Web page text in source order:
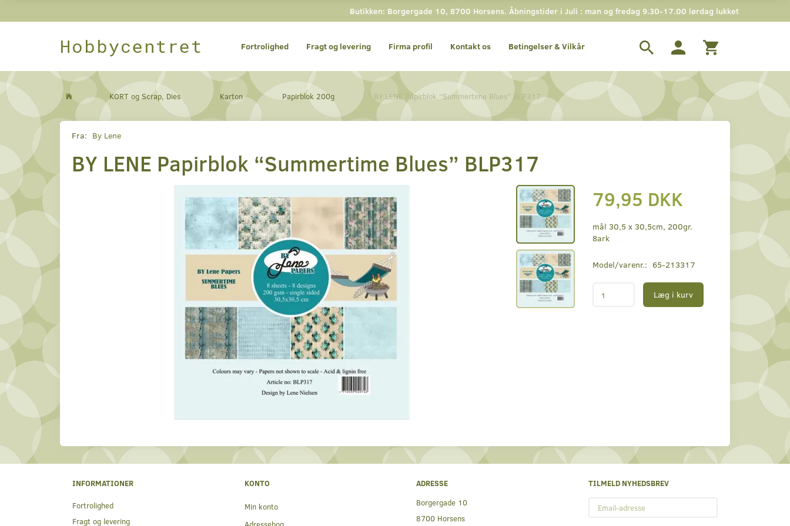
Butikken: Borgergade 10, 8700 Horsens. Åbningstider i Juli : man og fredag 9.30-17.00 lørdag lukket
Hobbycentret Fortrolighed Fragt og levering Firma profil Kontakt os Betingelser & Vilkår
KORT og Scrap, Dies Karton Papirblok 200g BY LENE Papirblok “Summertime Blues” BLP317
Fra: By Lene
BY LENE Papirblok “Summertime Blues” BLP317
79,95 DKK
mål 30,5 x 30,5cm, 200gr.
8ark
Model/varenr.: 65-213317
Læg i kurv
INFORMATIONER
Fortrolighed
Fragt og levering
KONTO
Min konto
Adressebog
ADRESSE
Borgergade 10
8700 Horsens
TILMELD NYHEDSBREV
adresse